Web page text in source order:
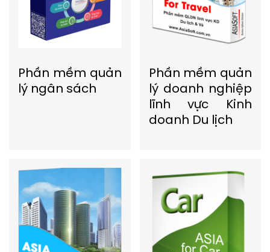
Phần mềm quản
lý ngân sách
Phần mềm quản
lý doanh nghiệp
lĩnh vực Kinh
doanh Du lịch